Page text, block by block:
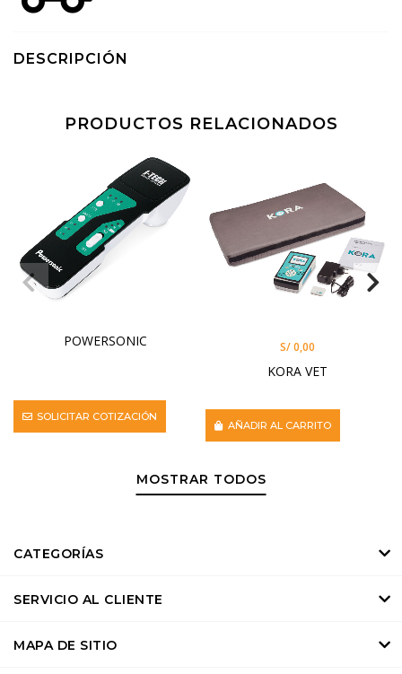
DESCRIPCIÓN
PRODUCTOS RELACIONADOS
POWERSONIC
SOLICITAR COTIZACIÓN
KORA VET
S/ 0,00
AÑADIR AL CARRITO
MOSTRAR TODOS
CATEGORÍAS
SERVICIO AL CLIENTE
MAPA DE SITIO